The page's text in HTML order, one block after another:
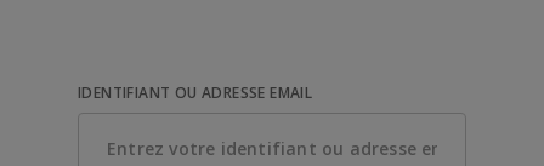
IDENTIFIANT OU ADRESSE EMAIL